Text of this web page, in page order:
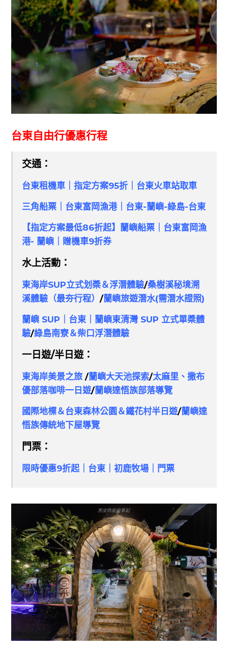
台東自由行優惠行程
交通：
台東租機車｜指定方案95折｜台東火車站取車
三角船票｜台東富岡漁港｜台東-蘭嶼-綠島-台東
【指定方案最低86折起】蘭嶼船票｜台東富岡漁
港- 蘭嶼｜贈機車9折券
水上活動：
東海岸SUP立式划槳＆浮潛體驗/桑樹溪秘境溯
溪體驗（最夯行程）/蘭嶼旅遊潛水(需潛水證照)
蘭嶼 SUP｜台東｜蘭嶼東清灣 SUP 立式單槳體
驗/綠島南寮＆柴口浮潛體驗
一日遊/半日遊：
東海岸美景之旅/蘭嶼大天池探索/太麻里、撒布
優部落咖啡一日遊/蘭嶼達悟族部落導覽
國際地標＆台東森林公園＆鐵花村半日遊/蘭嶼達
悟族傳統地下屋導覽
門票：
限時優惠9折起｜台東｜初鹿牧場｜門票